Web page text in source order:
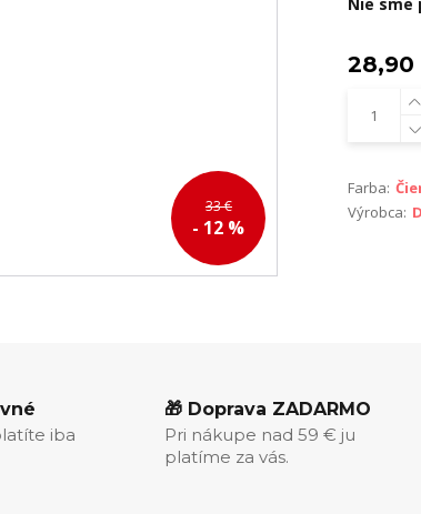
33 €
- 12 %
Farba:
Výrobca:
iba
🎁 Doprava ZADARMO
Pri nákupe nad 59 € ju
platíme za vás.